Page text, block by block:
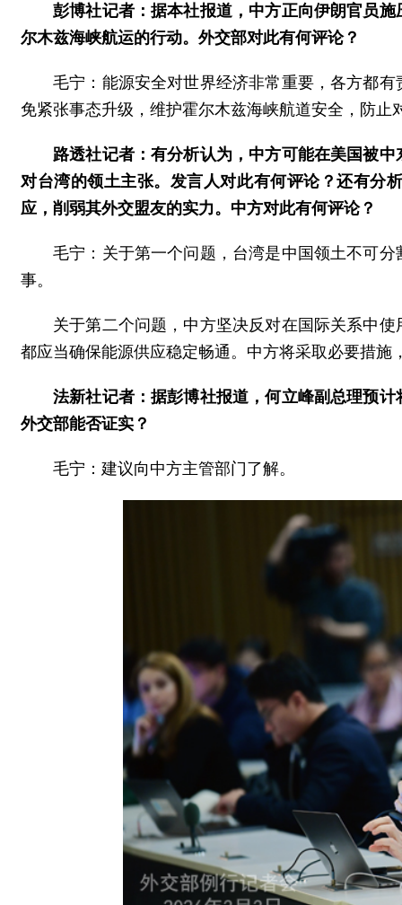
彭博社记者：据本社报道，中方正向伊朗官员
尔木兹海峡航运的行动。外交部对此有何评论？
毛宁：能源安全对世界经济非常重要，各方都
免紧张事态升级，维护霍尔木兹海峡航道安全，防止
路透社记者：有分析认为，中方可能在美国被
对台湾的领土主张。发言人对此有何评论？还有分
应，削弱其外交盟友的实力。中方对此有何评论？
毛宁：关于第一个问题，台湾是中国领土不可
事。
关于第二个问题，中方坚决反对在国际关系中
都应当确保能源供应稳定畅通。中方将采取必要措施
法新社记者：据彭博社报道，何立峰副总理预
外交部能否证实？
毛宁：建议向中方主管部门了解。